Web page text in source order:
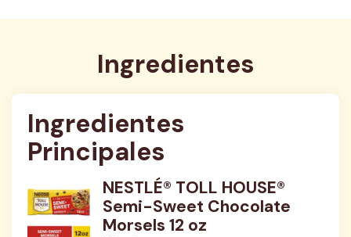
Ingredientes
Ingredientes
Principales
NESTLÉ® TOLL HOUSE®
Semi-Sweet Chocolate
Morsels 12 oz